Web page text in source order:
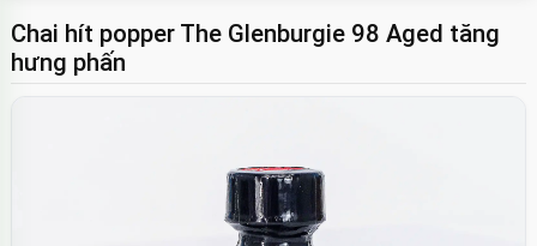
Chai hít popper The Glenburgie 98 Aged tăng
hưng phấn